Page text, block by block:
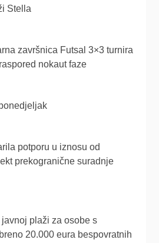
Stella
završnica Futsal 3×3 turnira
nokaut faze
potporu u iznosu od
prekogranične suradnje
plaži za osobe s
20.000 eura bespovratnih